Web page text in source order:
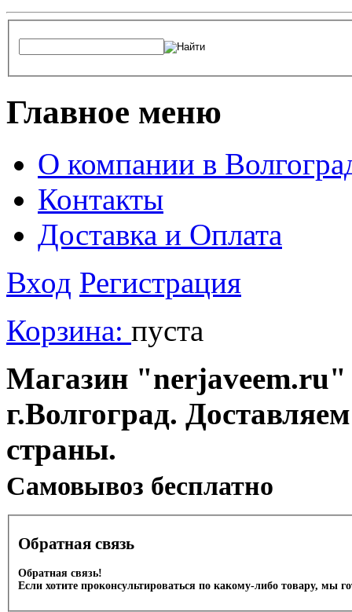
Главное меню
О компании в
Контакты
Доставка и Оплата
Вход Регистрация
Корзина: пуста
Магазин "nerjaveem.ru"
г.Волгоград.
страны.
Cамовывоз бесплатно
Обратная связь
Обратная связь!
Если хотите проконсультироваться по какому-либо товару, мы